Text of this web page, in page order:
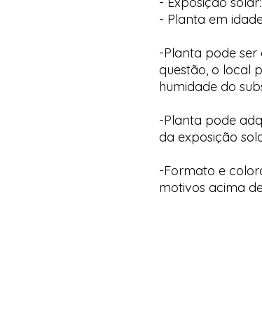
- Planta em
-Planta pode
questão, o local
humidade do
-Planta pode
da exposição
-Formato e
motivos acima